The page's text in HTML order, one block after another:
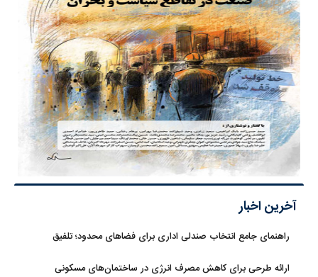
آخرین اخبار
راهنمای جامع انتخاب صندلی اداری برای فضاهای محدود؛ تلفیق
ارائه طرحی برای کاهش مصرف انرژی در ساختمان‌های مسکونی